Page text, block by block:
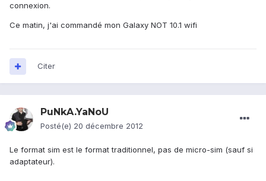
connexion.
Ce matin, j'ai commandé mon Galaxy NOT 10.1 wifi
Citer
PuNkA.YaNoU
Posté(e) 20 décembre 2012
Le format sim est le format traditionnel, pas de micro-sim (sauf si
adaptateur).